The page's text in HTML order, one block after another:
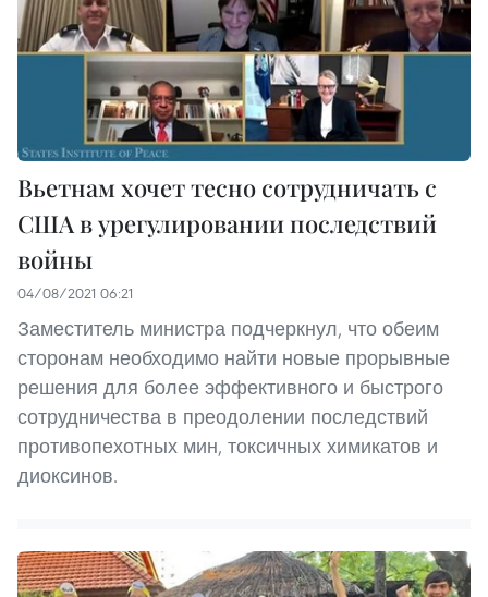
Вьетнам хочет тесно сотрудничать с
США в урегулировании последствий
войны
04/08/2021 06:21
Заместитель министра подчеркнул, что обеим
сторонам необходимо найти новые прорывные
решения для более эффективного и быстрого
сотрудничества в преодолении последствий
противопехотных мин, токсичных химикатов и
диоксинов.